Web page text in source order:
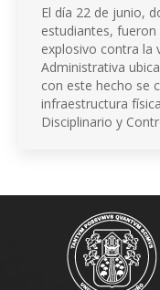
El día 22 de junio,
estudiantes,
explosivo contra la
Administrativa
con este hecho se
infraestructura
Disciplinario y